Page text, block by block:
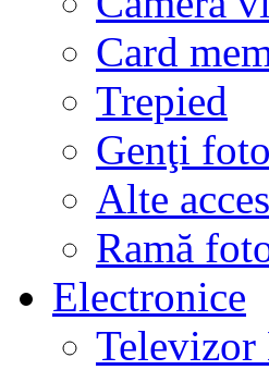
Card
Trepied
Genţi foto
Alte
Ramă
Electronice